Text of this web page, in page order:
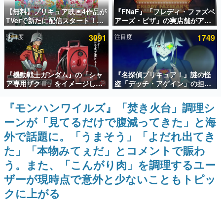
アプリセール情報
インタビュー
連載・特集一覧
殿堂入り記事
SNS拡散数が数千以上！ ページビュー数万以上！ などな
ど。多くの人々に読まれた、電ファミ渾身の“殿堂入り”記
事をまとめました。
ゲームの企画書
名作ゲームクリエイターの方々に製作時のエピソードをお
聞きし、ヒットする企画（ゲーム）とは何か？を探ってい
きます。
赫本
この物語を解いてはいけない。『赫本』は、〈試験問題〉
の形をした短編ホラー小説集です。
新世代に訊く
これからのデジタルゲーム市場を担う若きクリエイター達
の姿を追い、彼らのルーツと情熱を探っていきます。
【無料】プリキュア映画4作品が
TVerで新たに配信スタート！な
んと2018年～2024年の映画ほぼ
すべてが見放題に、ぶっちゃけ
ありえないラインナップ
『FNaF』「フレディ・ファズベ
アーズ・ピザ」の実店舗がアメ
リカの商業施設「American
Dream」に2027年オープン！
ScottGamesとの共同開発、食
事だけでなくステージショーや
没入型のホラー体験も楽しめる
注目度 3091
『機動戦士ガンダム』の「シャ
ア専用ザクⅡ」をイメージした
散水ホースリールが予約開始。
本体にはシャアのパーソナルマ
ークやジオン公国軍のエンブレ
ム、型式番号などを配置
注目度 1749
『名探偵プリキュア！』謎の怪
盗「デッチ・アゲイン」の担当
キャストは天﨑滉平さんと判
明。『Re:ゼロから始める異世
界生活』オットー役、『ヒプノ
シスマイク』山田三郎役など
『モンハンワイルズ』「焚き火台」調理シ
ーンが「見てるだけで腹減ってきた」と海
外で話題に。「うまそう」「よだれ出てき
た」「本物みてぇだ」とコメントで賑わ
う。また、「こんがり肉」を調理するユー
ザーが現時点で意外と少ないこともトピッ
クに上がる